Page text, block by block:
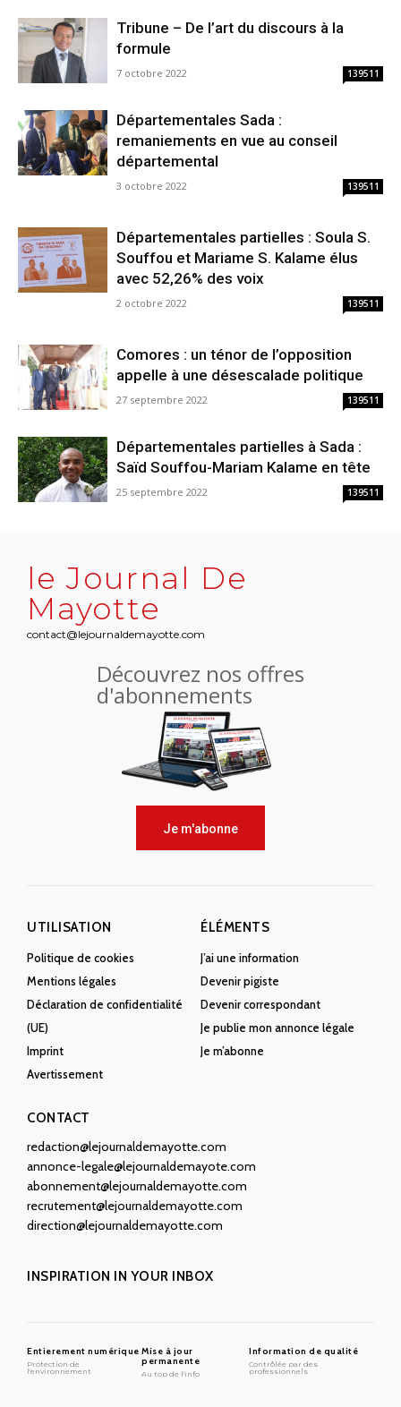
Tribune – De l’art du discours à la
formule
7 octobre 2022 139511
Départementales Sada :
remaniements en vue au conseil
départemental
3 octobre 2022 139511
Départementales partielles : Soula S.
Souffou et Mariame S. Kalame élus
avec 52,26% des voix
2 octobre 2022 139511
Comores : un ténor de l’opposition
appelle à une désescalade politique
27 septembre 2022 139511
Départementales partielles à Sada :
Saïd Souffou-Mariam Kalame en tête
25 septembre 2022 139511
le Journal De
Mayotte
contact@lejournaldemayotte.com
Découvrez nos offres
d'abonnements
Je m'abonne
UTILISATION
Politique de cookies
Mentions légales
Déclaration de confidentialité
(UE)
Imprint
Avertissement
ÉLÉMENTS
J’ai une information
Devenir pigiste
Devenir correspondant
Je publie mon annonce légale
Je m’abonne
CONTACT
redaction@lejournaldemayotte.com
annonce-legale@lejournaldemayote.com
abonnement@lejournaldemayotte.com
recrutement@lejournaldemayotte.com
direction@lejournaldemayotte.com
INSPIRATION IN YOUR INBOX
Entierement numérique
Protection de
l'environnement
Mise à jour
permanente
Au top de l'info
Information de qualité
Contrôlée par des
professionnels